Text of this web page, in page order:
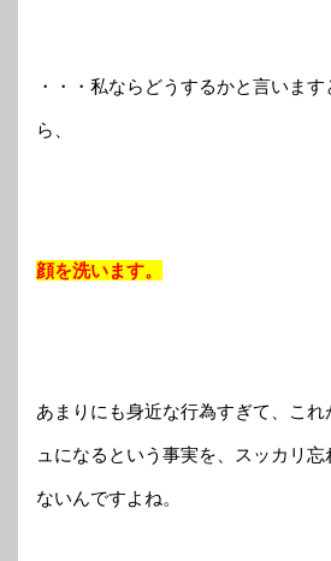
・・・私ならどうするかと言いま
ら、
顔を洗います。
あまりにも身近な行為すぎて、こ
ュになるという事実を、スッカリ忘
ないんですよね。